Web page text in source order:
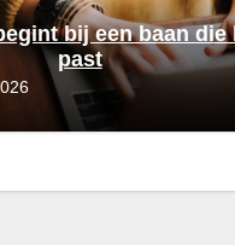
bij een baan die
past